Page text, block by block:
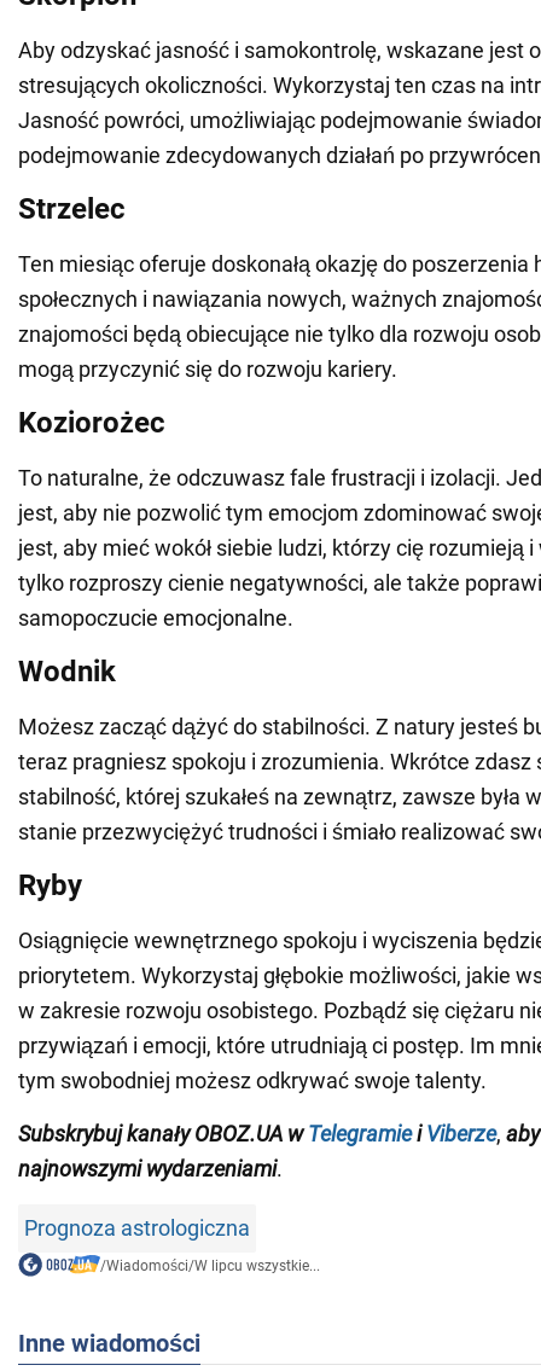
Aby odzyskać jasność i samokontrolę, wskazane jest
stresujących okoliczności. Wykorzystaj ten czas na
Jasność powróci, umożliwiając podejmowanie
podejmowanie zdecydowanych działań po
Strzelec
Ten miesiąc oferuje doskonałą okazję do poszerzenia
społecznych i nawiązania nowych, ważnych
znajomości będą obiecujące nie tylko dla rozwoju
mogą przyczynić się do rozwoju kariery.
Koziorożec
To naturalne, że odczuwasz fale frustracji i izolacji.
jest, aby nie pozwolić tym emocjom zdominować
jest, aby mieć wokół siebie ludzi, którzy cię rozumieją
tylko rozproszy cienie negatywności, ale także
samopoczucie emocjonalne.
Wodnik
Możesz zacząć dążyć do stabilności. Z natury jesteś
teraz pragniesz spokoju i zrozumienia. Wkrótce zdasz
stabilność, której szukałeś na zewnątrz, zawsze była
stanie przezwyciężyć trudności i śmiało realizować
Ryby
Osiągnięcie wewnętrznego spokoju i wyciszenia
priorytetem. Wykorzystaj głębokie możliwości, jakie
w zakresie rozwoju osobistego. Pozbądź się ciężaru
przywiązań i emocji, które utrudniają ci postęp. Im
tym swobodniej możesz odkrywać swoje talenty.
Subskrybuj kanały OBOZ.UA wTelegramieiViberze,
najnowszymi wydarzeniami.
Prognoza astrologiczna
/Wiadomości/W lipcu wszystkie...
Inne wiadomości